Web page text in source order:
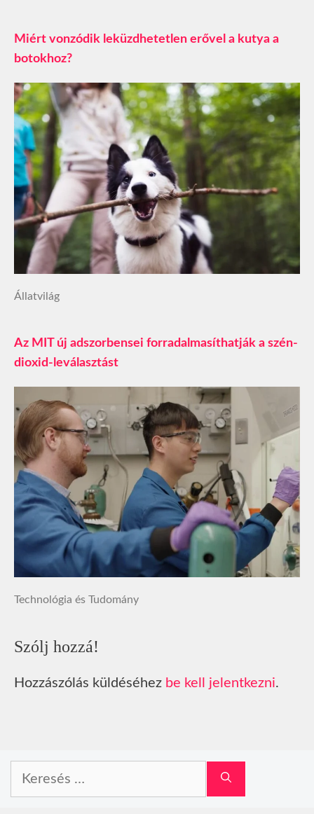
Miért vonzódik leküzdhetetlen erővel a kutya a
botokhoz?
Állatvilág
Az MIT új adszorbensei forradalmasíthatják a szén-
dioxid-leválasztást
Technológia és Tudomány
Szólj hozzá!
Hozzászólás küldéséhez be kell jelentkezni.